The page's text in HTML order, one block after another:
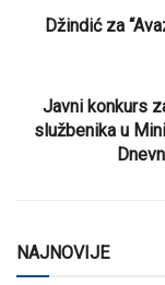
Džindić za
Javni konkurs
službenika u
NAJNOVIJE